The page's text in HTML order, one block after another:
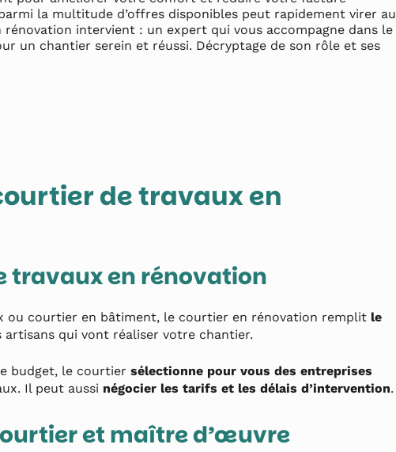
la multitude d’offres disponibles peut rapidement virer au
rénovation intervient : un expert qui vous accompagne dans le
un chantier serein et réussi. Décryptage de son rôle et ses
de travaux en
travaux en rénovation
ou courtier en bâtiment, le courtier en rénovation remplit le
qui vont réaliser votre chantier.
budget, le courtier sélectionne pour vous des entreprises
Il peut aussi négocier les tarifs et les délais d’intervention.
et maître d’œuvre